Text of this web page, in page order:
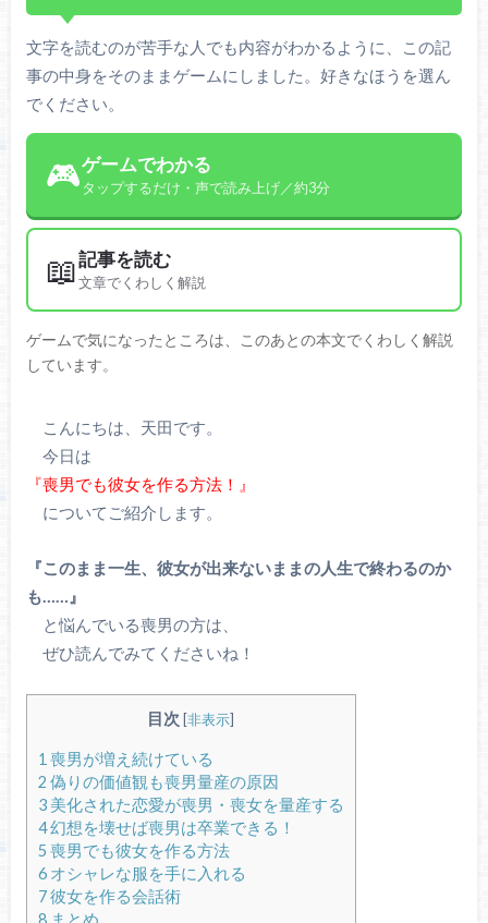
文字を読むのが苦手な人でも内容がわかるように、この記
事の中身をそのままゲームにしました。好きなほうを選ん
でください。
🎮ゲームでわかる
タップするだけ・声で読み上げ／約3分
📖記事を読む
文章でくわしく解説
ゲームで気になったところは、このあとの本文でくわしく解説
しています。
こんにちは、天田です。
今日は
『喪男でも彼女を作る方法！』
についてご紹介します。
『このまま一生、彼女が出来ないままの人生で終わるのか
も……』
と悩んでいる喪男の方は、
ぜひ読んでみてくださいね！
目次 [非表示]
1 喪男が増え続けている
2 偽りの価値観も喪男量産の原因
3美化された恋愛が喪男・喪女を量産する
4幻想を壊せば喪男は卒業できる！
5 喪男でも彼女を作る方法
6オシャレな服を手に入れる
7彼女を作る会話術